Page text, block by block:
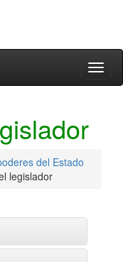
del Estado
legislador